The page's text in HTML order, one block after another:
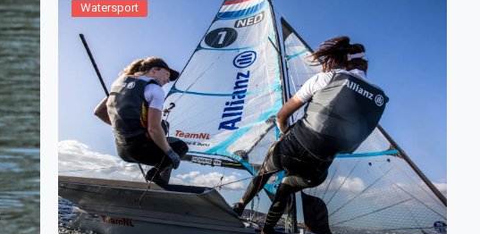
Watersport